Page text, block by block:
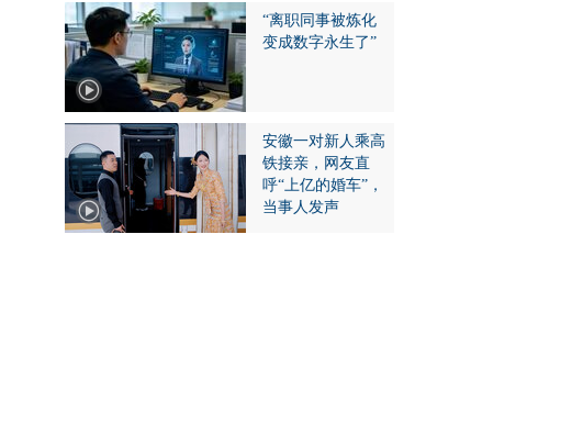
“离职同事被炼化
变成数字永生了”
安徽一对新人乘高
铁接亲，网友直
呼“上亿的婚车”，
当事人发声